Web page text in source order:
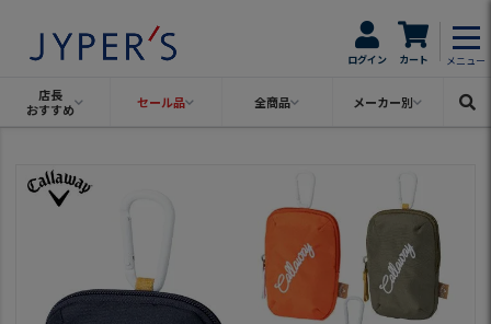
ログイン カート メニュー
店長
おすすめ
セール品 全商品 メーカー別